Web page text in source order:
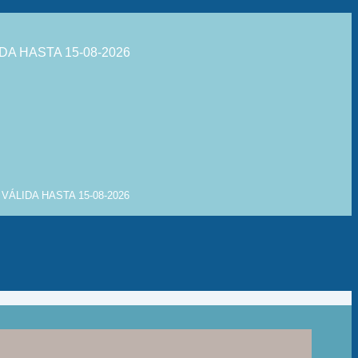
HASTA 15-08-2026
HASTA 15-08-2026